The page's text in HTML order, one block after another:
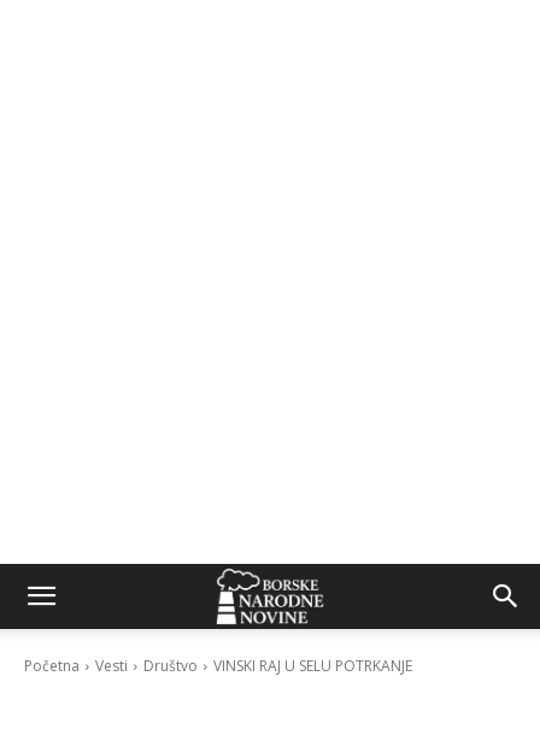
Početna Vesti Društvo VINSKI RAJ U SELU POTRKANJE